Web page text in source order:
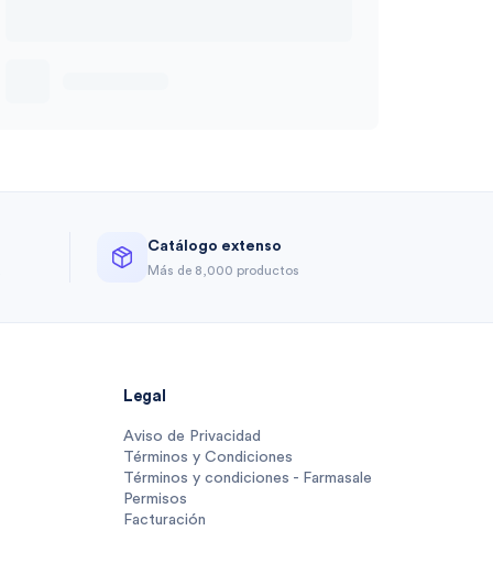
Catálogo extenso
Más de 8,000 productos
Legal
Aviso de Privacidad
Términos y Condiciones
Términos y condiciones - Farmasale
Permisos
Facturación